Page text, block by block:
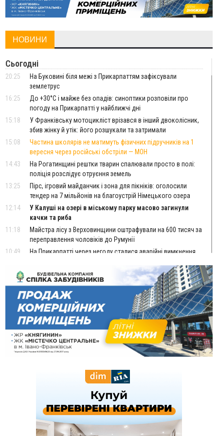
НОВИНИ
Сьогодні
20:25
На Буковині біля межі з Прикарпаттям зафіксували
землетрус
16:25
До +30°C і майже без опадів: синоптики розповіли про
погоду на Прикарпатті у найближчі дні
15:18
У Франківську мотоцикліст врізався в інший двоколісник,
збив жінку й утік: його розшукали та затримали
15:08
Частина школярів не матимуть фізичних підручників на 1
вересня через російські обстріли — МОН
14:43
На Рогатинщині рештки тварин спалювали просто в полі:
поліція розслідує отруєння земель
13:25
Пірс, ігровий майданчик і зона для пікніків: оголосили
тендер на 7 мільйонів на благоустрій Німецького озера
12:14
У Калуші на озері в міському парку масово загинули
качки та риба
11:18
Майстра лісу з Верховинщини оштрафували на 600 тисяч за
переправлення чоловіків до Румунії
10:49
На Прикарпатті через негоду сталися аварійні вимкнення
10:43
За змову на тендері для Долинської лікарні двох
підприємців оштрафували на 272 тисячі гривень
10:09
Яремчанський суд виніс вирок чоловіку, який у Буковелі
вкрав із супермаркету пляшку віскі за 8,5 тисяч
09:53
В урочищі біля Галича археологи відкопали давньоруську
вагову гирку XII–XIII століть
09:39
У Франківську медики провели серію складних операцій
на аорті
У Богородчанах на "зебрі" водій Audi наїхав на
хлопчика з велосипедом
Загальна площа всіх книгарень України - трохи більше ніж 6
футбольних полів
На "зебрі" у Франківську два мотоциклісти збили жінку